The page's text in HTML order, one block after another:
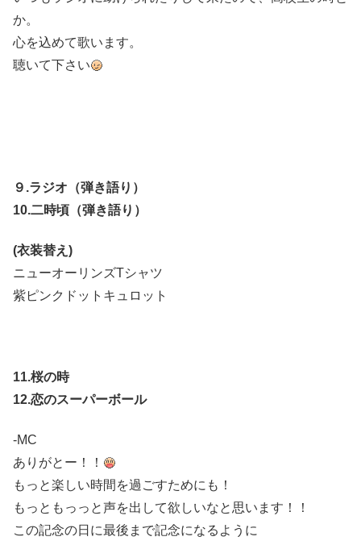
か。
心を込めて歌います。
聴いて下さい
９.ラジオ（弾き語り）
10.二時頃（弾き語り）
(衣装替え)
ニューオーリンズTシャツ
紫ピンクドットキュロット
11.桜の時
12.恋のスーパーボール
-MC
ありがとー！！
もっと楽しい時間を過ごすためにも！
もっともっっと声を出して欲しいなと思います！！
この記念の日に最後まで記念になるように